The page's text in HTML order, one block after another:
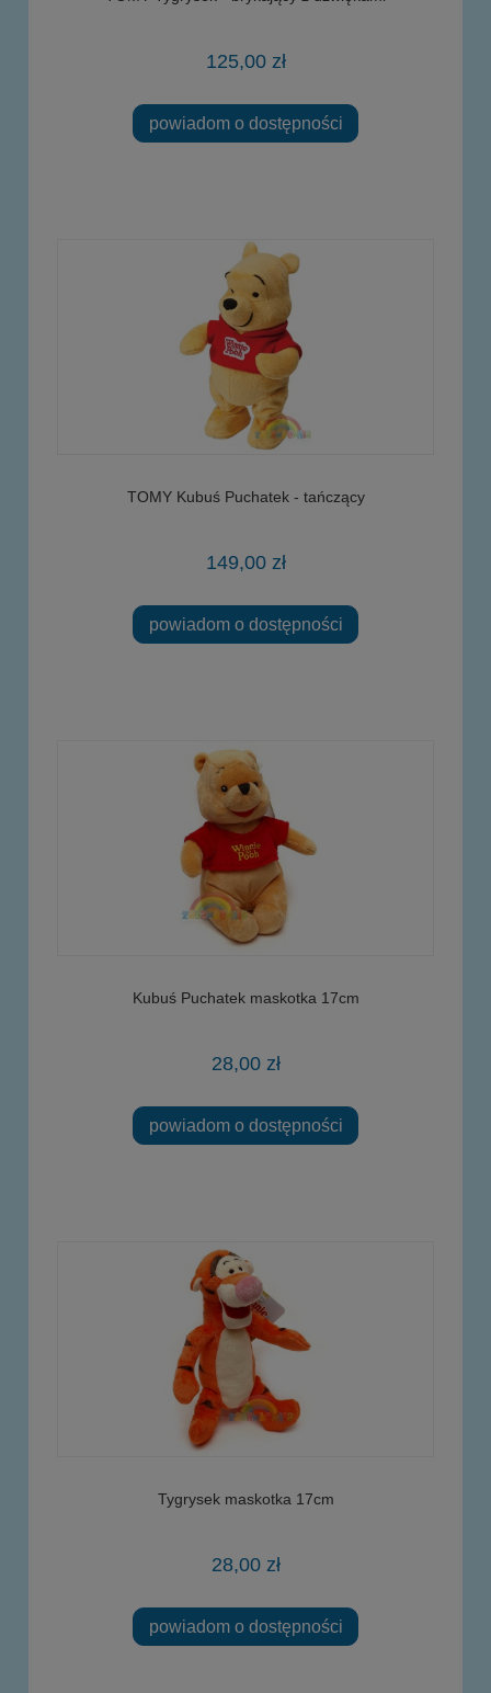
125,00 zł
powiadom o dostępności
TOMY Kubuś Puchatek - tańczący
149,00 zł
powiadom o dostępności
Kubuś Puchatek maskotka 17cm
28,00 zł
powiadom o dostępności
Tygrysek maskotka 17cm
28,00 zł
powiadom o dostępności